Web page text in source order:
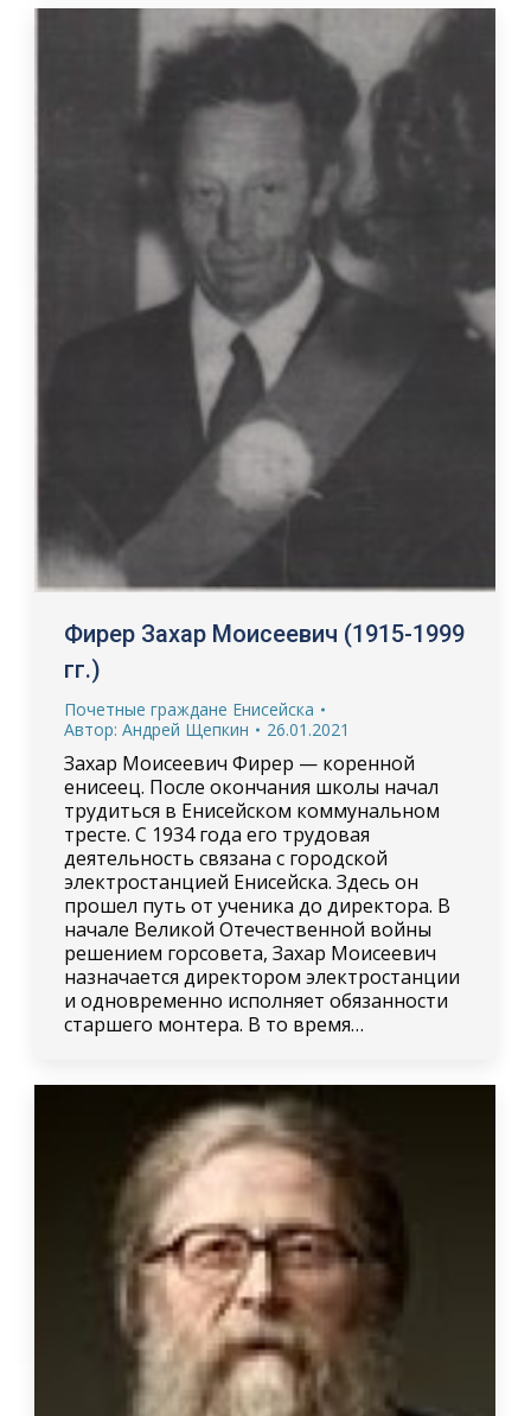
Фирер Захар Моисеевич (1915-1999
гг.)
Почетные граждане Енисейска
Автор: Андрей Щепкин 26.01.2021
Захар Моисеевич Фирер — коренной
енисеец. После окончания школы начал
трудиться в Енисейском коммунальном
тресте. С 1934 года его трудовая
деятельность связана с городской
электростанцией Енисейска. Здесь он
прошел путь от ученика до директора. В
начале Великой Отечественной войны
решением горсовета, Захар Моисеевич
назначается директором электростанции
и одновременно исполняет обязанности
старшего монтера. В то время…